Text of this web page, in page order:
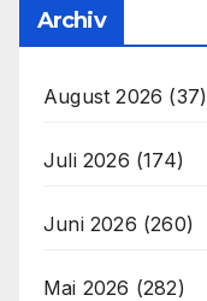
Archiv
August 2026 (37)
Juli 2026 (174)
Juni 2026 (260)
Mai 2026 (282)